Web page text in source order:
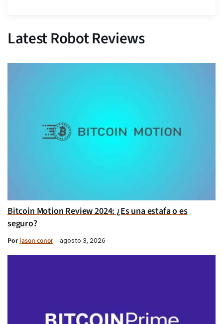
Latest Robot Reviews
Bitcoin Motion Review 2024: ¿Es una estafa o es
seguro?
Porjason conor agosto 3, 2026